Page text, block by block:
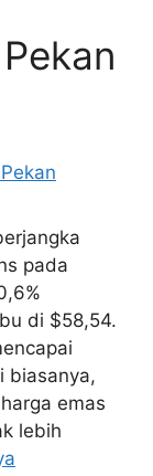
pada
di $58,54.
biasanya,
emas
lebih